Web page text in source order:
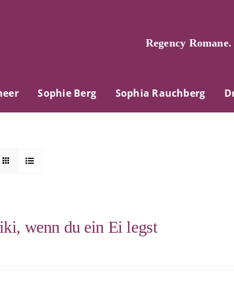
Regency
Sophie Berg Sophia Rauchberg
wenn du ein Ei legst